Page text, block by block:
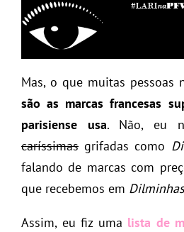
Mas, o que muitas pessoas
são as marcas francesas
parisiense usa. Não, eu
caríssimas grifadas como
falando de marcas com
que recebemos em Dilminhas
Assim, eu fiz uma lista de